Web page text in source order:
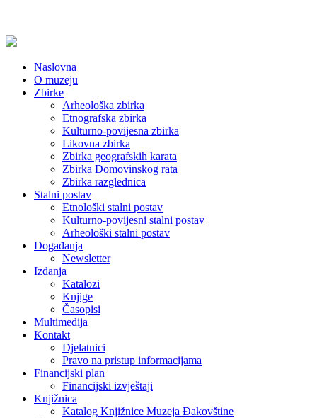
Naslovna
O muzeju
Zbirke
Arheološka zbirka
Etnografska zbirka
Kulturno-povijesna zbirka
Likovna zbirka
Zbirka geografskih karata
Zbirka Domovinskog rata
Zbirka razglednica
Stalni postav
Etnološki stalni postav
Kulturno-povijesni stalni postav
Arheološki stalni postav
Događanja
Newsletter
Izdanja
Katalozi
Knjige
Časopisi
Multimedija
Kontakt
Djelatnici
Pravo na pristup informacijama
Financijski plan
Financijski izvještaji
Knjižnica
Katalog Knjižnice Muzeja Đakovštine